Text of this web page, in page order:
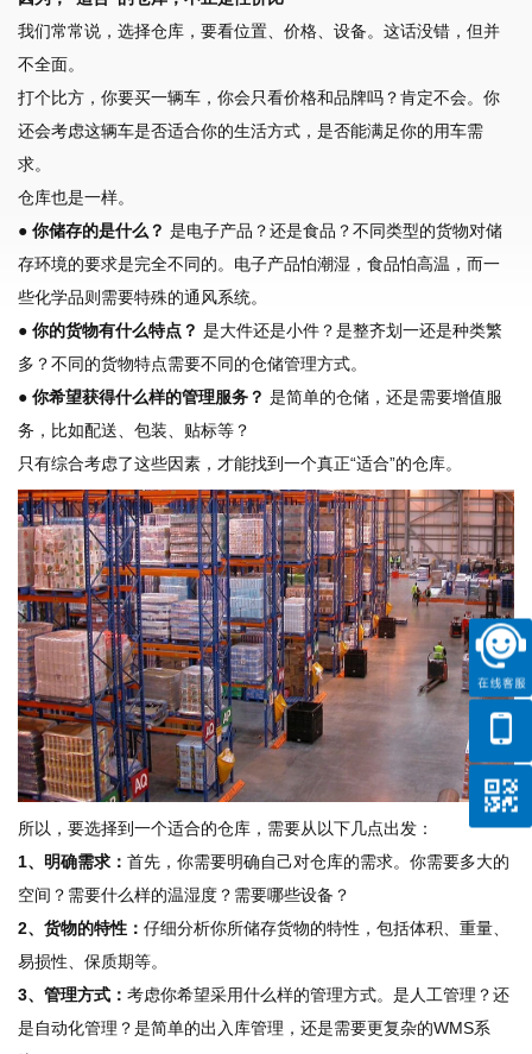
我们常常说，选择仓库，要看位置、价格、设备。这话没错，但并
不全面。
打个比方，你要买一辆车，你会只看价格和品牌吗？肯定不会。你
还会考虑这辆车是否适合你的生活方式，是否能满足你的用车需
求。
仓库也是一样。
● 你储存的是什么？ 是电子产品？还是食品？不同类型的货物对储
存环境的要求是完全不同的。电子产品怕潮湿，食品怕高温，而一
些化学品则需要特殊的通风系统。
● 你的货物有什么特点？ 是大件还是小件？是整齐划一还是种类繁
多？不同的货物特点需要不同的仓储管理方式。
● 你希望获得什么样的管理服务？ 是简单的仓储，还是需要增值服
务，比如配送、包装、贴标等？
只有综合考虑了这些因素，才能找到一个真正“适合”的仓库。
所以，要选择到一个适合的仓库，需要从以下几点出发：
1、明确需求： 首先，你需要明确自己对仓库的需求。你需要多大的
空间？需要什么样的温湿度？需要哪些设备？
2、货物的特性： 仔细分析你所储存货物的特性，包括体积、重量、
易损性、保质期等。
3、管理方式： 考虑你希望采用什么样的管理方式。是人工管理？还
是自动化管理？是简单的出入库管理，还是需要更复杂的WMS系